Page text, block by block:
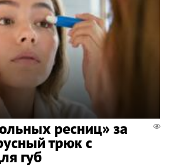
ресниц» за
трюк с
губ